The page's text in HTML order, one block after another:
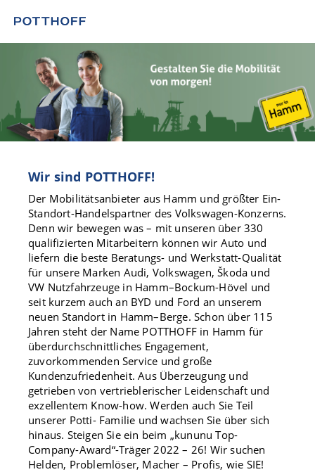
Wir sind POTTHOFF!
Der Mobilitätsanbieter aus Hamm und größter Ein-
Standort-Handelspartner des Volkswagen-Konzerns.
Denn wir bewegen was – mit unseren über 330
qualifizierten Mitarbeitern können wir Auto und
liefern die beste Beratungs- und Werkstatt-Qualität
für unsere Marken Audi, Volkswagen, Škoda und
VW Nutzfahrzeuge in Hamm–Bockum-Hövel und
seit kurzem auch an BYD und Ford an unserem
neuen Standort in Hamm–Berge. Schon über 115
Jahren steht der Name POTTHOFF in Hamm für
überdurchschnittliches Engagement,
zuvorkommenden Service und große
Kundenzufriedenheit. Aus Überzeugung und
getrieben von vertrieblerischer Leidenschaft und
exzellentem Know-how. Werden auch Sie Teil
unserer Potti- Familie und wachsen Sie über sich
hinaus. Steigen Sie ein beim „kununu Top-
Company-Award“-Träger 2022 – 26! Wir suchen
Helden, Problemlöser, Macher – Profis, wie SIE!